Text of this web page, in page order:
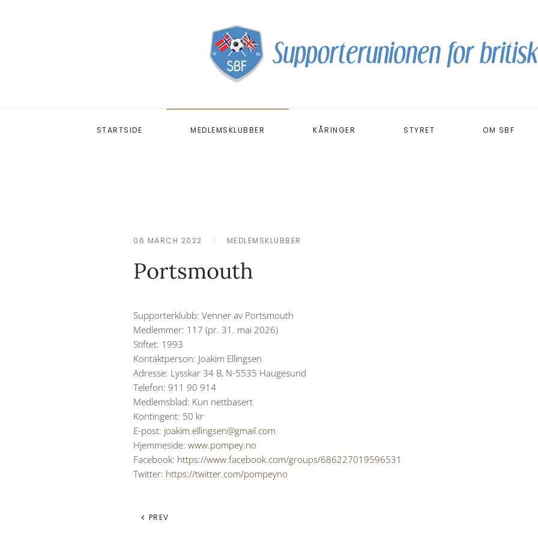
STARTSIDE MEDLEMSKLUBBER KÅRINGER STYRET OM SBF
06 MARCH 2022 MEDLEMSKLUBBER
Portsmouth
Supporterklubb: Venner av Portsmouth
Medlemmer: 117 (pr. 31. mai 2026)
Stiftet: 1993
Kontaktperson: Joakim Ellingsen
Adresse: Lysskar 34 B, N-5535 Haugesund
Telefon: 911 90 914
Medlemsblad: Kun nettbasert
Kontingent: 50 kr
E-post: joakim.ellingsen@gmail.com
Hjemmeside: www.pompey.no
Facebook: https://www.facebook.com/groups/686227019596531
Twitter: https://twitter.com/pompeyno
PREV